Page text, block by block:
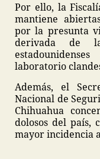
Por ello, la
mantiene
por la presunta
derivada de
laboratorio
Además, el
Nacional de
Chihuahua
dolosos del país,
mayor incidencia